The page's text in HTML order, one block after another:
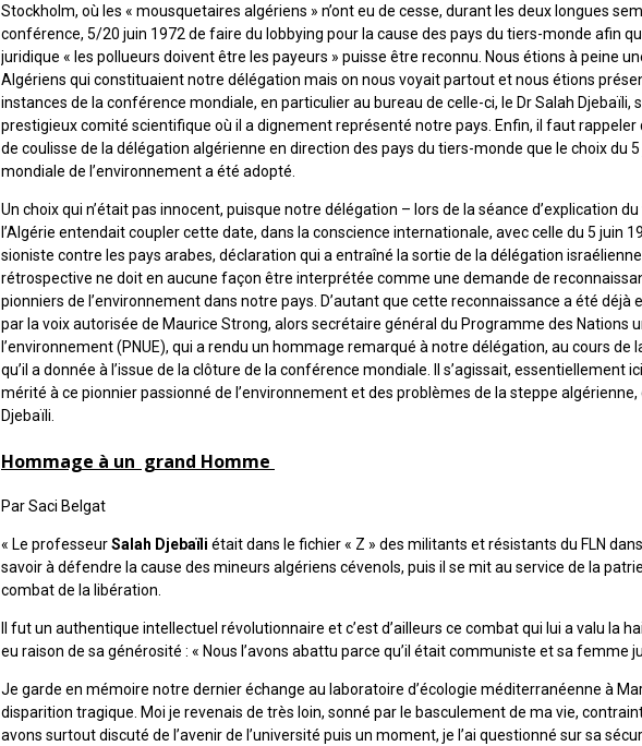
Stockholm, où les « mousquetaires algériens » n’ont eu de cesse, durant les deux longues
conférence, 5/20 juin 1972 de faire du lobbying pour la cause des pays du tiers-monde afin
juridique « les pollueurs doivent être les payeurs » puisse être reconnu. Nous étions à peine
Algériens qui constituaient notre délégation mais on nous voyait partout et nous étions
instances de la conférence mondiale, en particulier au bureau de celle-ci, le Dr Salah Djebaïli,
prestigieux comité scientifique où il a dignement représenté notre pays. Enfin, il faut rappeler
de coulisse de la délégation algérienne en direction des pays du tiers-monde que le choix du
mondiale de l’environnement a été adopté.
Un choix qui n’était pas innocent, puisque notre délégation – lors de la séance d’explication
l’Algérie entendait coupler cette date, dans la conscience internationale, avec celle du 5 juin
sioniste contre les pays arabes, déclaration qui a entraîné la sortie de la délégation
rétrospective ne doit en aucune façon être interprétée comme une demande de
pionniers de l’environnement dans notre pays. D’autant que cette reconnaissance a été déjà
par la voix autorisée de Maurice Strong, alors secrétaire général du Programme des Nations
l’environnement (PNUE), qui a rendu un hommage remarqué à notre délégation, au cours de
qu’il a donnée à l’issue de la clôture de la conférence mondiale. Il s’agissait, essentiellement
mérité à ce pionnier passionné de l’environnement et des problèmes de la steppe
Djebaïli.
Hommage à un grand Homme
Par Saci Belgat
« Le professeurSalah Djebaïli était dans le fichier « Z » des militants et résistants du FLN
savoir à défendre la cause des mineurs algériens cévenols, puis il se mit au service de la
combat de la libération.
Il fut un authentique intellectuel révolutionnaire et c’est d’ailleurs ce combat qui lui a valu la
eu raison de sa générosité : « Nous l’avons abattu parce qu’il était communiste et sa femme
Je garde en mémoire notre dernier échange au laboratoire d’écologie méditerranéenne à
disparition tragique. Moi je revenais de très loin, sonné par le basculement de ma vie,
avons surtout discuté de l’avenir de l’université puis un moment, je l’ai questionné sur sa